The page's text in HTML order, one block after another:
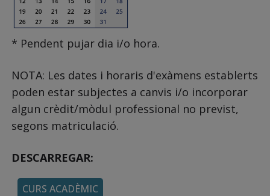
* Pendent pujar dia i/o hora.
NOTA: Les dates i horaris d'exàmens establerts
poden estar subjectes a canvis i/o incorporar
algun crèdit/mòdul professional no previst,
segons matriculació.
DESCARREGAR:
CURS ACADÈMIC